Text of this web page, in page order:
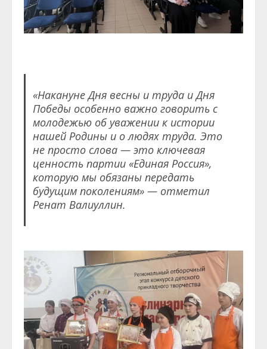
«Накануне Дня весны и труда и Дня
Победы особенно важно говорить с
молодежью об уважении к истории
нашей Родины и о людях труда. Это
не просто слова — это ключевая
ценность партии «Единая Россия»,
которую мы обязаны передать
будущим поколениям» — отметил
Ренат Валиуллин.